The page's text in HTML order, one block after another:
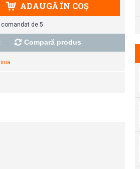
ADAUGĂ ÎN COŞ
de 5
Compară produs